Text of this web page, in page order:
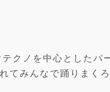
クノを中心としたパ
てみんなで踊りまくろ